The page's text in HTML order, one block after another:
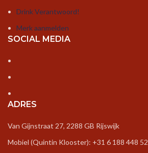
Drink Verantwoord!
Merk aanmelden
SOCIAL MEDIA
ADRES
Van Gijnstraat 27, 2288 GB Rijswijk
Mobiel (Quintin Klooster): +31 6 188 448 52